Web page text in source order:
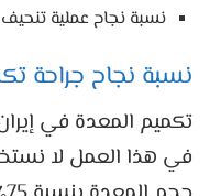
نسبة نجاح عملية تنحيف
نسبة نجاح جراحة
تكميم المعدة في
في هذا العمل لا